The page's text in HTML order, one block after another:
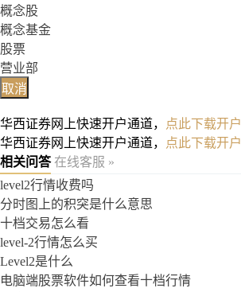
概念股
概念基金
股票
营业部
取消
华西证券网上快速开户通道， 点此下载开户
华西证券网上快速开户通道，
点此下载开户
相关问答 在线客服 »
level2行情收费吗
分时图上的积突是什么意思
十档交易怎么看
level-2行情怎么买
Level2是什么
电脑端股票软件如何查看十档行情